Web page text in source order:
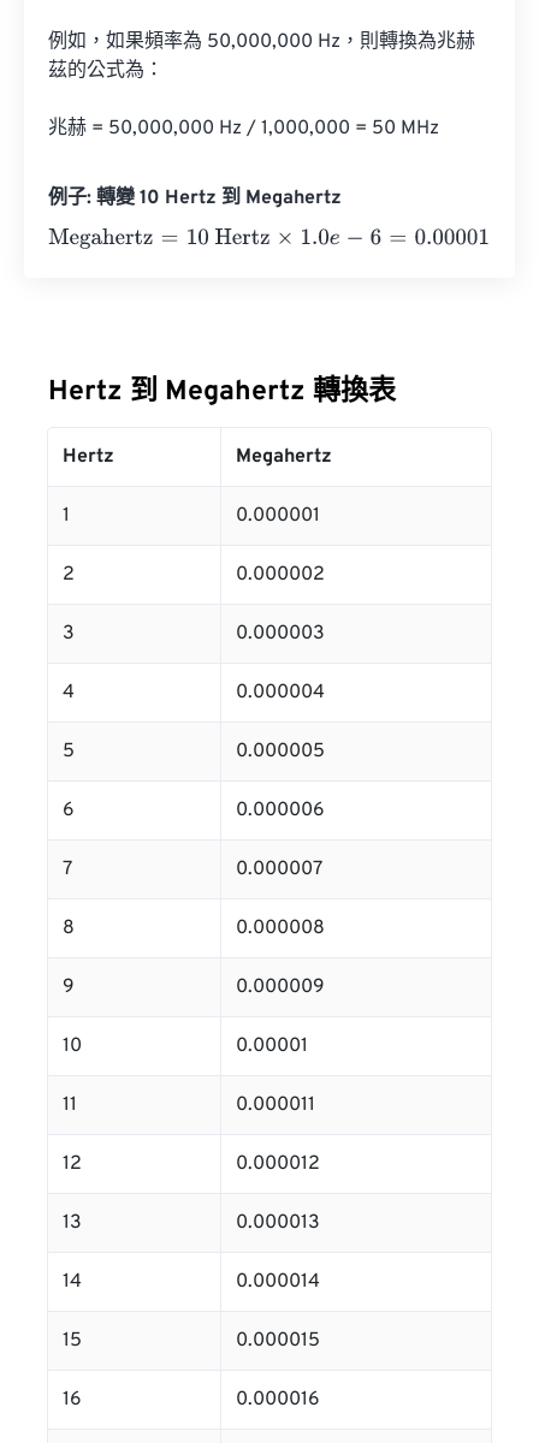
例如，如果頻率為 50,000,000 Hz，則轉換為兆赫
茲的公式為：
兆赫 = 50,000,000 Hz / 1,000,000 = 50 MHz
例子: 轉變 10 Hertz 到 Megahertz
Megahertz= 10 Hertz×1.0e 6 =0.00001 Megahertz
Hertz 到 Megahertz 轉換表
Hertz Megahertz
1 0.000001
2 0.000002
3 0.000003
4 0.000004
5 0.000005
6 0.000006
7 0.000007
8 0.000008
9 0.000009
10 0.00001
11 0.000011
12 0.000012
13 0.000013
14 0.000014
15 0.000015
16 0.000016